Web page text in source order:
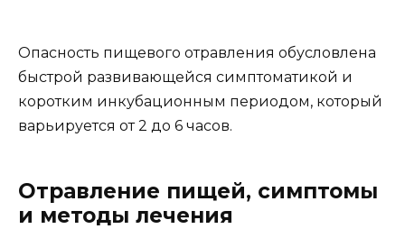
Опасность пищевого отравления обусловлена
быстрой развивающейся симптоматикой и
коротким инкубационным периодом, который
варьируется от 2 до 6 часов.
Отравление пищей, симптомы
и методы лечения